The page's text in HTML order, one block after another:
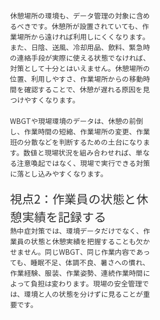
休憩場所の環境も、データ管理の対象に含め
るべきです。休憩所が設置されていても、作
業場所から遠ければ利用しにくくなります。
また、日陰、送風、冷却用品、飲料、緊急時
の連絡手段が実際に使える状態でなければ、
対策として十分とはいえません。休憩場所の
位置、利用しやすさ、作業場所からの移動時
間を確認することで、休憩が遅れる原因を見
つけやすくなります。
WBGTや現場環境のデータは、休憩の前倒
し、作業時間の短縮、作業場所の変更、作業
班の分散などを判断するための土台になりま
す。数値と現場状況を組み合わせれば、単な
る注意喚起ではなく、現場で実行できる対策
に落とし込みやすくなります。
視点2：作業員の状態と休
憩実績を記録する
熱中症対策では、環境データだけでなく、作
業員の状態と休憩実績を把握することも欠か
せません。同じWBGT、同じ作業内容であっ
ても、睡眠不足、体調不良、暑さへの慣れ、
作業経験、服装、作業姿勢、連続作業時間に
よって負担は変わります。現場の安全管理で
は、環境と人の状態を分けずに見ることが重
要です。